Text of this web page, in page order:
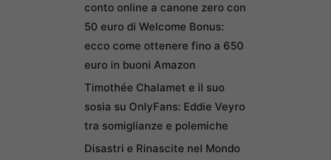
conto online a canone zero con
50 euro di Welcome Bonus:
ecco come ottenere fino a 650
euro in buoni Amazon
Timothée Chalamet e il suo
sosia su OnlyFans: Eddie Veyro
tra somiglianze e polemiche
Disastri e Rinascite nel Mondo